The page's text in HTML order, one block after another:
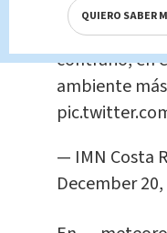
frescas
Caribe y el
contrario, en
ambiente
— IMN Costa
December 20,
QUIERO SABER